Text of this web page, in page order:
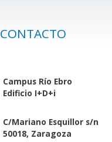
CONTACTO
Campus Río Ebro
Edificio I+D+i
C/Mariano Esquillor s/n
50018, Zaragoza